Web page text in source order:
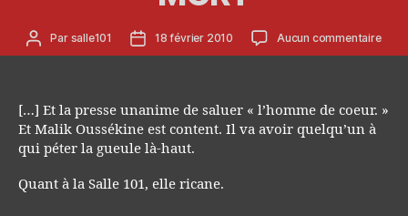
Auteur
de
Par salle101
Date
de
18 février 2010 Aucun commentairesur
[…] Et la presse unanime de saluer « l’homme de coeur. »
Et Malik Oussékine est content. Il va avoir quelqu’un à
qui péter la gueule là-haut.
Quant à la Salle 101, elle ricane.